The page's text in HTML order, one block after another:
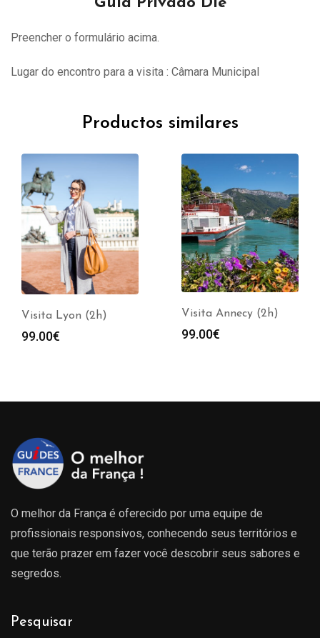
Preencher o formulário acima.
Lugar do encontro para a visita : Câmara Municipal
Productos similares
Visita Lyon (2h)
99.00€
Visita Annecy (2h)
99.00€
O melhor da França é oferecido por uma equipe de
profissionais responsivos, conhecendo seus territórios e
que terão prazer em fazer você descobrir seus sabores e
segredos.
Pesquisar